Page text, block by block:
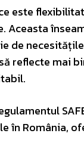
este
de
reflecte mai
România,